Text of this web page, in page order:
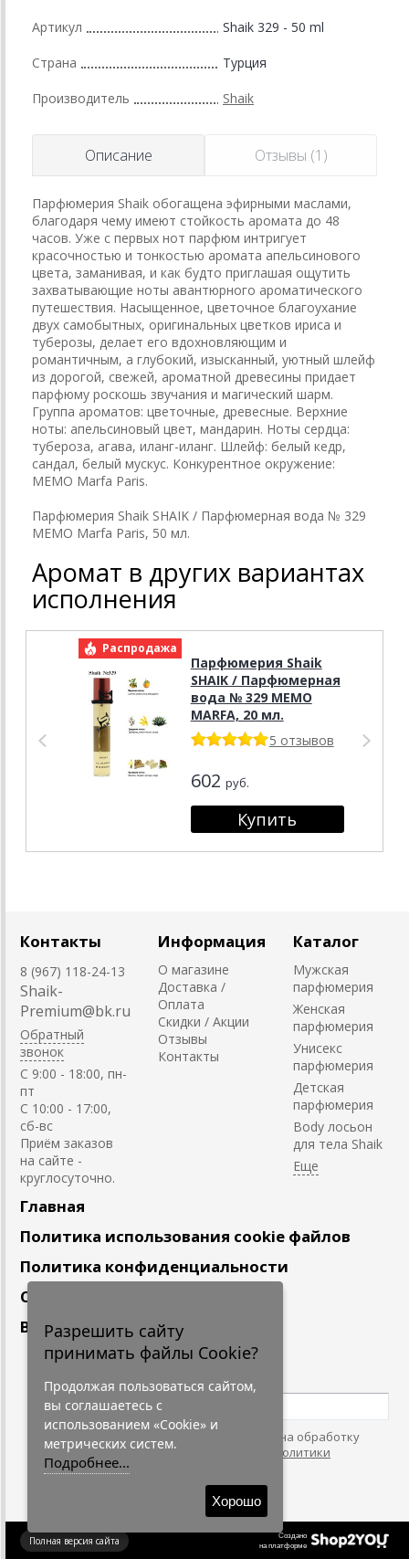
Артикул Shaik 329 - 50 ml
Страна Турция
Производитель Shaik
Описание Отзывы (1)
Парфюмерия Shaik обогащена эфирными маслами,
благодаря чему имеют стойкость аромата до 48
часов. Уже с первых нот парфюм интригует
красочностью и тонкостью аромата апельсинового
цвета, заманивая, и как будто приглашая ощутить
захватывающие ноты авантюрного ароматического
путешествия. Насыщенное, цветочное благоухание
двух самобытных, оригинальных цветков ириса и
туберозы, делает его вдохновляющим и
романтичным, а глубокий, изысканный, уютный шлейф
из дорогой, свежей, ароматной древесины придает
парфюму роскошь звучания и магический шарм.
Группа ароматов: цветочные, древесные. Верхние
ноты: апельсиновый цвет, мандарин. Ноты сердца:
тубероза, агава, иланг-иланг. Шлейф: белый кедр,
сандал, белый мускус. Конкурентное окружение:
MEMO Marfa Paris.
Парфюмерия Shaik SHAIK / Парфюмерная вода № 329
MEMO Marfa Paris, 50 мл.
Аромат в других вариантах
исполнения
Распродажа
Парфюмерия Shaik
SHAIK / Парфюмерная
вода № 329 MEMO
MARFA, 20 мл.
5 отзывов
602 руб.
Контакты
8 (967) 118-24-13
Shaik-
Premium@bk.ru
Обратный
звонок
C 9:00 - 18:00, пн-
пт
С 10:00 - 17:00,
сб-вс
Приём заказов
на сайте -
круглосуточно.
Информация
О магазине
Доставка /
Оплата
Скидки / Акции
Отзывы
Контакты
Каталог
Мужская
парфюмерия
Женская
парфюмерия
Унисекс
парфюмерия
Детская
парфюмерия
Body лосьон
для тела Shaik
Главная
Политика использования cookie файлов
Политика конфиденциальности
Сотрудничество
Вакансии
Подпишитесь
Нажимая на кнопку, я даю согласие на обработку
персональных данных. С условиями
"Политики
Конфидециальности"
Создано
на платформе
Полная версия сайта
Разрешить сайту
принимать файлы Cookie?
Продолжая пользоваться сайтом,
вы соглашаетесь с
использованием «Cookie» и
метрических систем.
Подробнее...
Хорошо